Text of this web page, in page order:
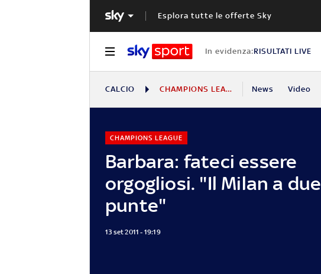
Esplora tutte le offerte Sky
In evidenza:RISULTATI LIVE
CALCIO CHAMPIONS LEAGUE News Video
Barbara: fateci essere
orgogliosi. "Il Milan a due
punte"
CHAMPIONS LEAGUE
13 set 2011 - 19:19